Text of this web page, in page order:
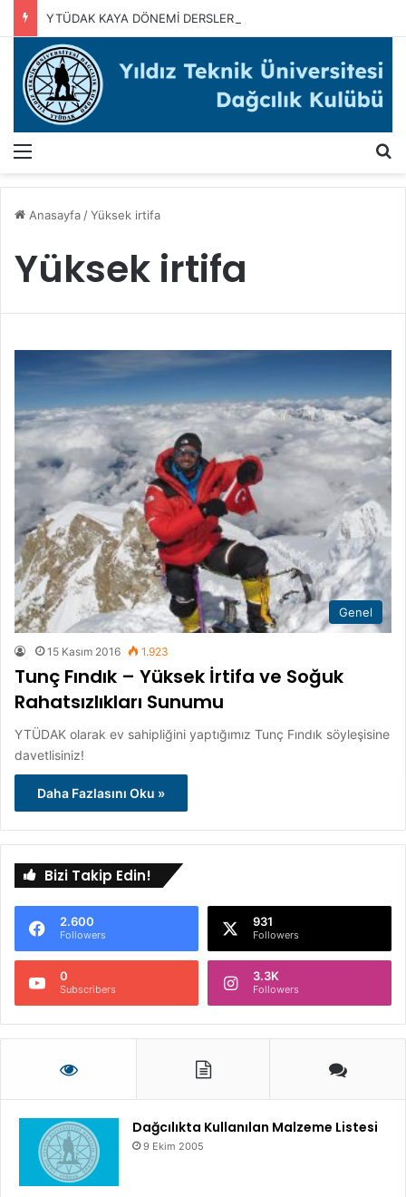
YTÜDAK KAYA DÖNEMİ DERSLERİMİZ BAŞLADI
Anasayfa /Yüksek irtifa
Yüksek irtifa
Genel
15 Kasım 2016 1.923
Tunç Fındık – Yüksek İrtifa ve Soğuk
Rahatsızlıkları Sunumu
YTÜDAK olarak ev sahipliğini yaptığımız Tunç Fındık söyleşisine
davetlisiniz!
Daha Fazlasını Oku »
Bizi Takip Edin!
2.600
Followers
931
Followers
0
Subscribers
3.3K
Followers
Dağcılıkta Kullanılan Malzeme Listesi
9 Ekim 2005